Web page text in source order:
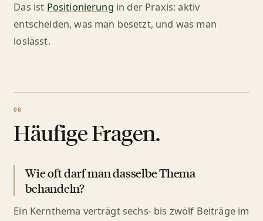
Das ist Positionierung in der Praxis: aktiv
entscheiden, was man besetzt, und was man
loslässt.
Häufige Fragen.
Wie oft darf man dasselbe Thema
behandeln?
Ein Kernthema verträgt sechs- bis zwölf Beiträge im